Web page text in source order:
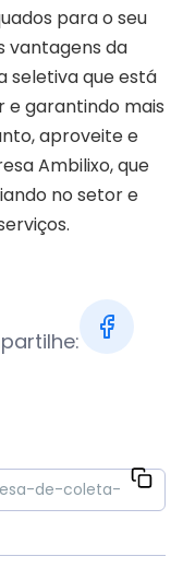
para o seu
vantagens da
seletiva que está
e garantindo mais
aproveite e
Ambilixo, que
no setor e